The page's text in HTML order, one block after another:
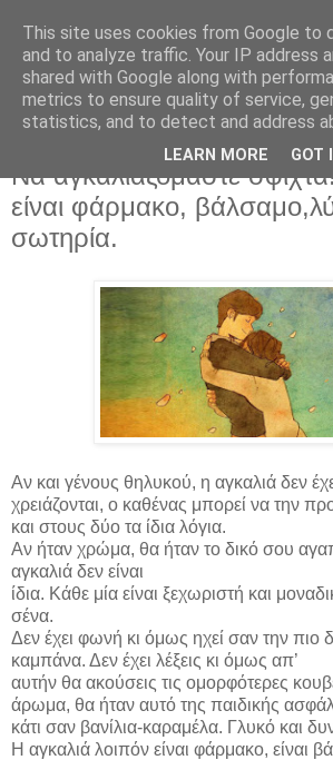
Παρασκευή 29 Δεκεμβρίου 2017
Να αγκαλιαζόμαστε
είναι φάρμακο,
σωτηρία.
Αν και γένους θηλυκού, η αγκαλιά δεν
χρειάζονται, ο καθένας μπορεί να την
και στους δύο τα ίδια λόγια.
Αν ήταν χρώμα, θα ήταν το δικό σου
αγκαλιά δεν είναι
ίδια. Κάθε μία είναι ξεχωριστή και
σένα.
Δεν έχει φωνή κι όμως ηχεί σαν την πιο
καμπάνα. Δεν έχει λέξεις κι όμως απ’
αυτήν θα ακούσεις τις ομορφότερες
άρωμα, θα ήταν αυτό της παιδικής
κάτι σαν βανίλια-καραμέλα. Γλυκό και
Η αγκαλιά λοιπόν είναι φάρμακο, είναι
This site uses cookies from Google to
and to analyze traffic. Your IP address
shared with Google along with
metrics to ensure quality of service,
statistics, and to detect and address
LEARN MORE GOT